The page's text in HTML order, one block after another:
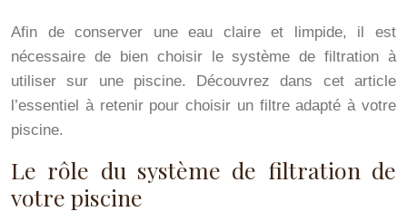
Afin de conserver une eau claire et limpide, il est
nécessaire de bien choisir le système de filtration à
utiliser sur une piscine. Découvrez dans cet article
l’essentiel à retenir pour choisir un filtre adapté à votre
piscine.
Le rôle du système de filtration de
votre piscine